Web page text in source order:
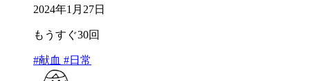
2024年1月27日
もうすぐ30回
#献血 #日常